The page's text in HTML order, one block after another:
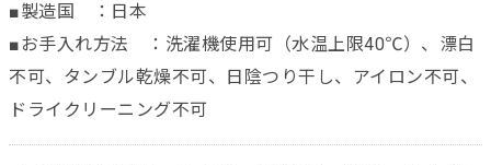
■製造国 ：日本
■お手入れ方法 ：洗濯機使用可（水温上限40℃）、漂白
不可、タンブル乾燥不可、日陰つり干し、アイロン不可、
ドライクリーニング不可